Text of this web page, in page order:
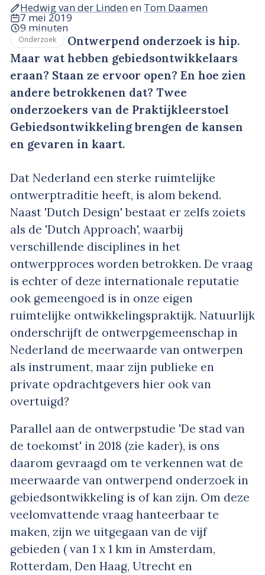
Hedwig van der Lindenen Tom Daamen
7 mei 2019
9 minuten
Onderzoek
Ontwerpend onderzoek is hip.
Maar wat hebben gebiedsontwikkelaars
eraan? Staan ze ervoor open? En hoe zien
andere betrokkenen dat? Twee
onderzoekers van de Praktijkleerstoel
Gebiedsontwikkeling brengen de kansen
en gevaren in kaart.
Dat Nederland een sterke ruimtelijke
ontwerptraditie heeft, is alom bekend.
Naast 'Dutch Design' bestaat er zelfs zoiets
als de 'Dutch Approach', waarbij
verschillende disciplines in het
ontwerpproces worden betrokken. De vraag
is echter of deze internationale reputatie
ook gemeengoed is in onze eigen
ruimtelijke ontwikkelingspraktijk. Natuurlijk
onderschrijft de ontwerpgemeenschap in
Nederland de meerwaarde van ontwerpen
als instrument, maar zijn publieke en
private opdrachtgevers hier ook van
overtuigd?
Parallel aan de ontwerpstudie 'De stad van
de toekomst' in 2018 (zie kader), is ons
daarom gevraagd om te verkennen wat de
meerwaarde van ontwerpend onderzoek in
gebiedsontwikkeling is of kan zijn. Om deze
veelomvattende vraag hanteerbaar te
maken, zijn we uitgegaan van de vijf
gebieden ( van 1 x 1 km in Amsterdam,
Rotterdam, Den Haag, Utrecht en